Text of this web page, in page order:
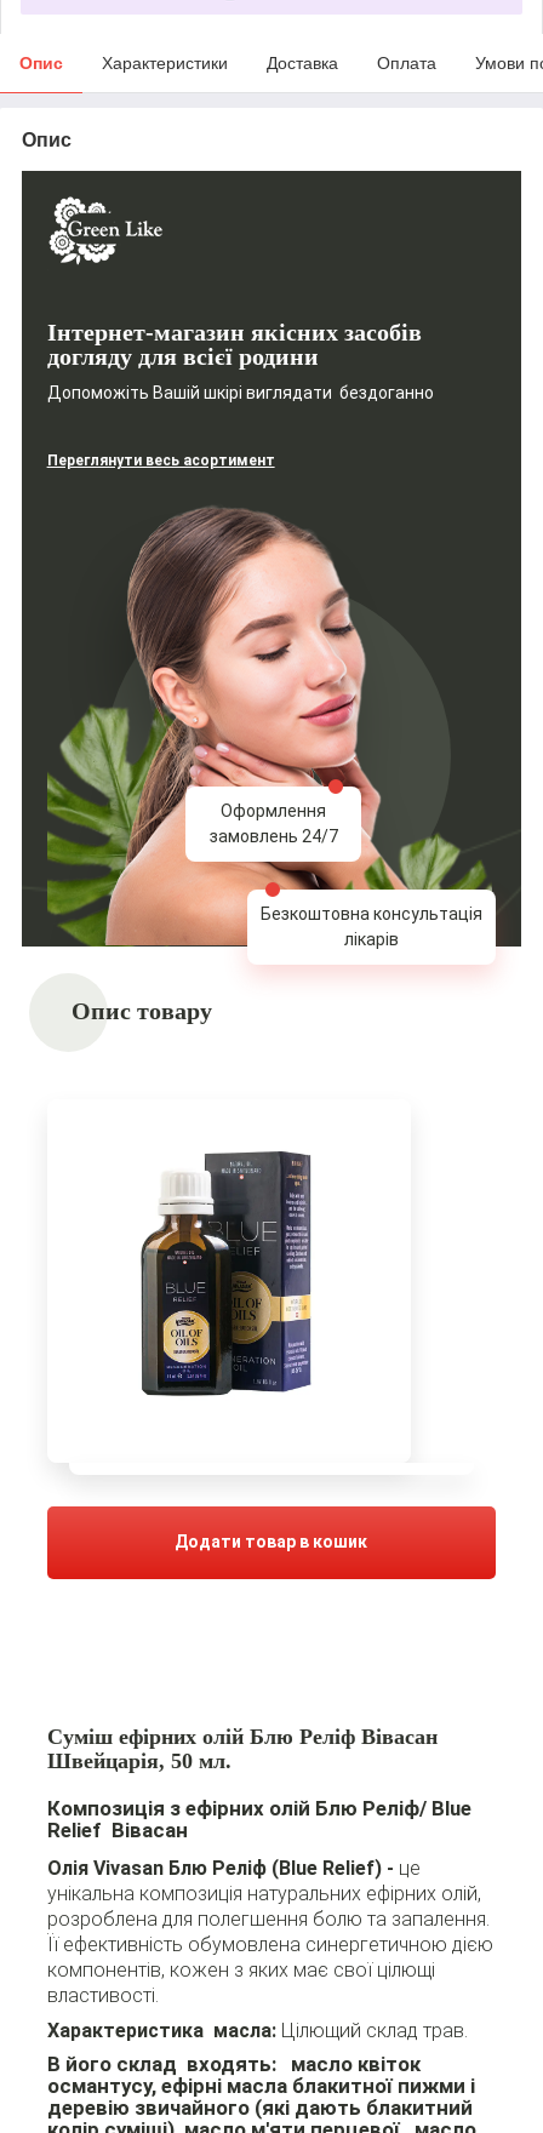
Опис Характеристики Доставка Оплата Умови
Опис
Інтернет-магазин якісних засобів
догляду для всієї родини
Допоможіть Вашій шкірі виглядати бездоганно
Переглянути весь асортимент
Оформлення
замовлень 24/7
Безкоштовна консультація
лікарів
Опис товару
Додати товар в кошик
Суміш ефірних олій Блю Реліф Вівасан
Швейцарія, 50 мл.
Композиція з ефірних олій Блю Реліф/ Blue
Relief Вівасан
Олія Vivasan Блю Реліф (Blue Relief) - це
унікальна композиція натуральних ефірних олій,
розроблена для полегшення болю та запалення.
Її ефективність обумовлена синергетичною дією
компонентів, кожен з яких має свої цілющі
властивості.
Характеристика масла: Цілющий склад трав.
В його склад входять: масло квіток
османтусу, ефірні масла блакитної пижми і
деревію звичайного (які дають блакитний